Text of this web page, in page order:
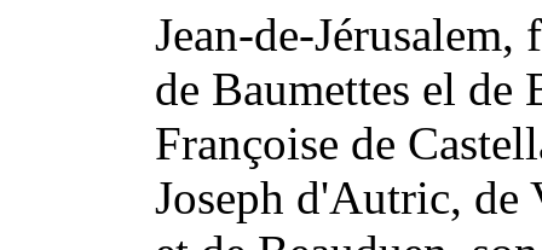
Jean-de-
de Baumettes el de
Françoise de
Joseph d'Autric, de